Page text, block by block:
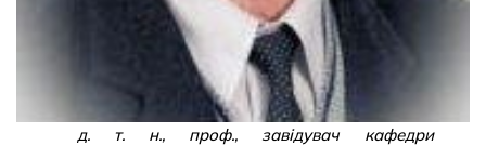
д. т. н., проф., завідувач кафедри